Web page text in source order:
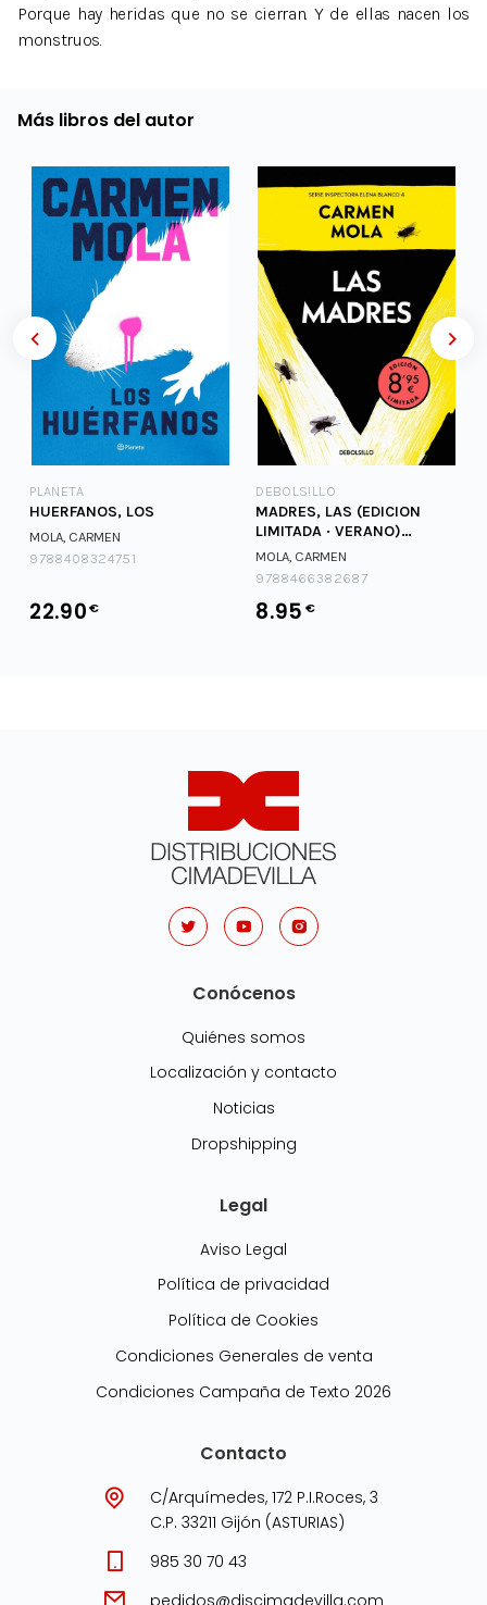
Porque hay heridas que no se cierran. Y de ellas nacen los
monstruos.
Más libros del autor
PLANETA
HUERFANOS, LOS
MOLA, CARMEN
9788408324751
22.90€
DEBOLS!LLO
MADRES, LAS (EDICION
LIMITADA · VERANO)
(INSPECTORA ELENA BL
MOLA, CARMEN
9788466382687
8.95 €
Conócenos
Quiénes somos
Localización y contacto
Noticias
Dropshipping
Legal
Aviso Legal
Política de privacidad
Política de Cookies
Condiciones Generales de venta
Condiciones Campaña de Texto 2026
Contacto
C/Arquímedes, 172 P.I.Roces, 3
C.P. 33211 Gijón (ASTURIAS)
985 30 70 43
pedidos@discimadevilla.com